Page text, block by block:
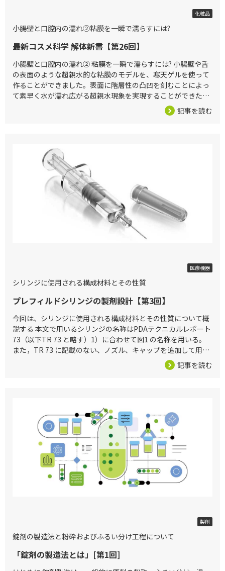
化粧品
小腸壁と口腔内の濡れ②粘膜を一瞬で濡らすには?
最新コスメ科学 解体新書【第26回】
小腸壁と口腔内の濡れ② 粘膜を一瞬で濡らすには? 小腸壁や舌
の表面のような超親水的な粘膜のモデルを、寒天ゲルを使って
作ることができました。表面に階層性の凸凹を刻むことによっ
て素早く水が濡れ広がる超親水現象を実現することができたの
です [1]。研究の成果はアメリカ学会の界面化学の専門誌に掲
記事を読む
医療機器
シリンジに使用される構成材料とその性質
プレフィルドシリンジの製剤設計【第3回】
今回は、シリンジに使用される構成材料とその性質について概
説する 本文で用いるシリンジの名称はPDAテクニカルレポート
73（以下TR 73 と略す）1）に合わせて図1 の名称を用いる。
また，TR 73 に記載のない、ノズル、キャップを追加して用い
る。図1 に記載がないが使用する可能性があるものとして、
記事を読む
製剤
錠剤の製造法と粉砕およびふるい分け工程について
「錠剤の製造法とは」[第1回]